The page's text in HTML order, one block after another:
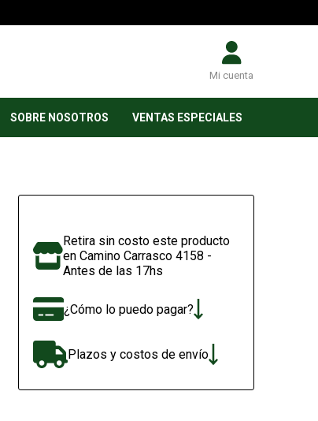
Mi cuenta
SOBRE NOSOTROS VENTAS ESPECIALES
Retira sin costo este producto
en Camino Carrasco 4158 -
Antes de las 17hs
¿Cómo lo puedo pagar?
Plazos y costos de envío